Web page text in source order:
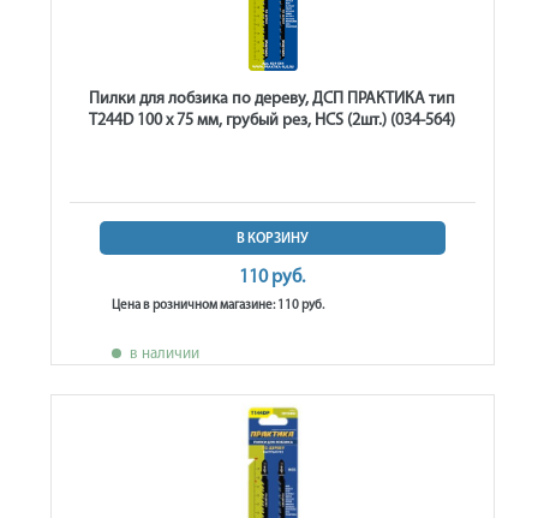
Пилки для лобзика по дереву, ДСП ПРАКТИКА тип
T244D 100 х 75 мм, грубый рез, HCS (2шт.) (034-564)
В КОРЗИНУ
110 руб.
Цена в розничном магазине: 110 руб.
в наличии